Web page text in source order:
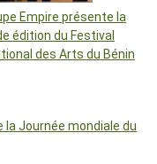
Empire présente la
édition du Festival
des Arts du Bénin
la Journée mondiale du